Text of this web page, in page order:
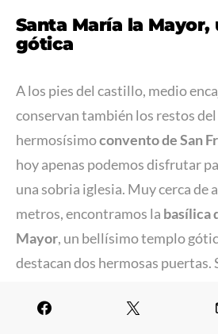
Santa María la Mayor,
gótica
A los pies del castillo, medio
conservan también los restos
hermosísimoconvento de San
hoy apenas podemos disfrutar
una sobria iglesia. Muy cerca de
metros, encontramos la basílica
Mayor, un bellísimo templo
destacan dos hermosas puertas.